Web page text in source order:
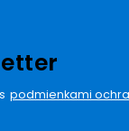
podmienkami